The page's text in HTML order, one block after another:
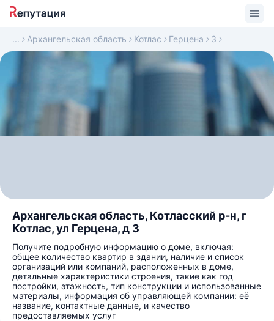
Архангельская область Котлас Герцена 3
Архангельская область, Котласский р-н, г
Котлас, ул Герцена, д 3
Получите подробную информацию о доме, включая:
общее количество квартир в здании, наличие и список
организаций или компаний, расположенных в доме,
детальные характеристики строения, такие как год
постройки, этажность, тип конструкции и использованные
материалы, информация об управляющей компании: её
название, контактные данные, и качество
предоставляемых услуг